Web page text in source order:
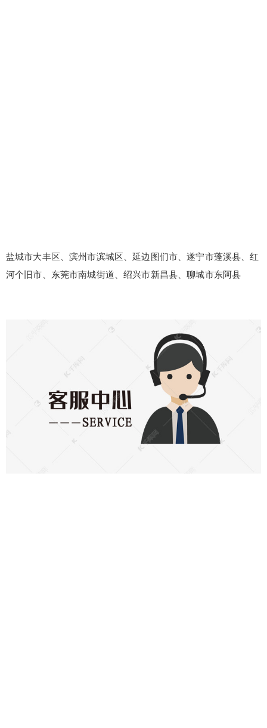
盐城市大丰区、滨州市滨城区、延边图们市、遂宁市蓬溪县、红
河个旧市、东莞市南城街道、绍兴市新昌县、聊城市东阿县